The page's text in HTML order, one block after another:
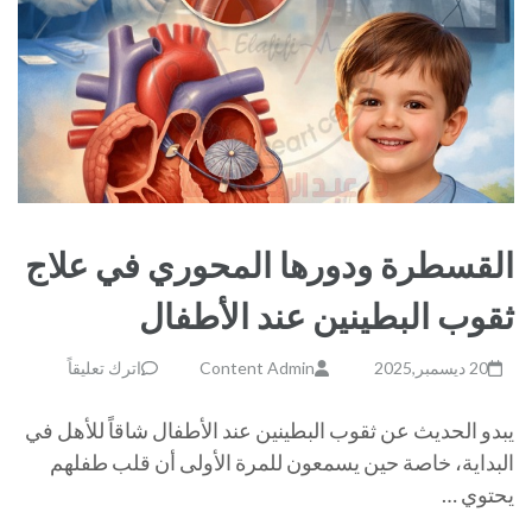
القسطرة ودورها المحوري في علاج
ثقوب البطينين عند الأطفال
20 ديسمبر,2025 Content Admin اترك تعليقاً
يبدو الحديث عن ثقوب البطينين عند الأطفال شاقاً للأهل في
البداية، خاصة حين يسمعون للمرة الأولى أن قلب طفلهم
يحتوي …